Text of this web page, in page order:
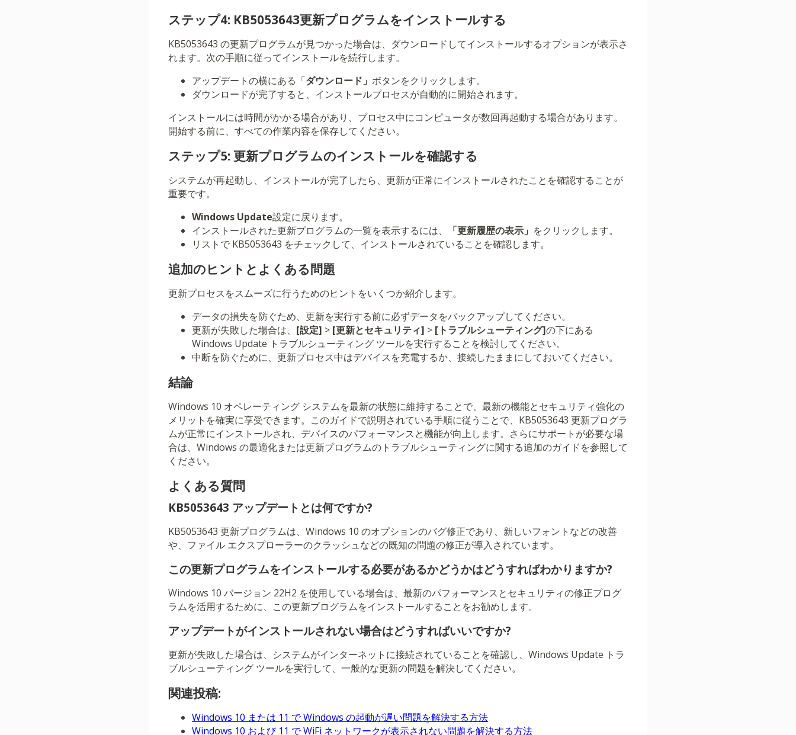
ステップ4: KB5053643更新プログラムをインストールする
KB5053643 の更新プログラムが見つかった場合は、ダウンロードしてインストールするオプションが表示さ
れます。次の手順に従ってインストールを続行します。
アップデートの横にある「ダウンロード」 ボタンをクリックします。
ダウンロードが完了すると、インストールプロセスが自動的に開始されます。
インストールには時間がかかる場合があり、プロセス中にコンピュータが数回再起動する場合があります。
開始する前に、すべての作業内容を保存してください。
ステップ5: 更新プログラムのインストールを確認する
システムが再起動し、インストールが完了したら、更新が正常にインストールされたことを確認することが
重要です。
Windows Update設定に戻ります。
インストールされた更新プログラムの一覧を表示するには、
「更新履歴の表示」 をクリックします。
リストで KB5053643 をチェックして、インストールされていることを確認します。
追加のヒントとよくある問題
更新プロセスをスムーズに行うためのヒントをいくつか紹介します。
データの損失を防ぐため、更新を実行する前に必ずデータをバックアップしてください。
更新が失敗した場合は、 [設定] > [更新とセキュリティ] > [トラブルシューティング]の下にある
Windows Update トラブルシューティング ツールを実行することを検討してください。
中断を防ぐために、更新プロセス中はデバイスを充電するか、接続したままにしておいてください。
結論
Windows 10 オペレーティング システムを最新の状態に維持することで、最新の機能とセキュリティ強化の
メリットを確実に享受できます。このガイドで説明されている手順に従うことで、KB5053643 更新プログラ
ムが正常にインストールされ、デバイスのパフォーマンスと機能が向上します。さらにサポートが必要な場
合は、Windows の最適化または更新プログラムのトラブルシューティングに関する追加のガイドを参照して
ください。
よくある質問
KB5053643 アップデートとは何ですか?
KB5053643 更新プログラムは、Windows 10 のオプションのバグ修正であり、新しいフォントなどの改善
や、ファイル エクスプローラーのクラッシュなどの既知の問題の修正が導入されています。
この更新プログラムをインストールする必要があるかどうかはどうすればわかりますか?
Windows 10 バージョン 22H2 を使用している場合は、最新のパフォーマンスとセキュリティの修正プログ
ラムを活用するために、この更新プログラムをインストールすることをお勧めします。
アップデートがインストールされない場合はどうすればいいですか?
更新が失敗した場合は、システムがインターネットに接続されていることを確認し、Windows Update トラ
ブルシューティング ツールを実行して、一般的な更新の問題を解決してください。
関連投稿:
Windows 10 または 11 で Windows の起動が遅い問題を解決する方法
Windows 10 および 11 で WiFi ネットワークが表示されない問題を解決する方法